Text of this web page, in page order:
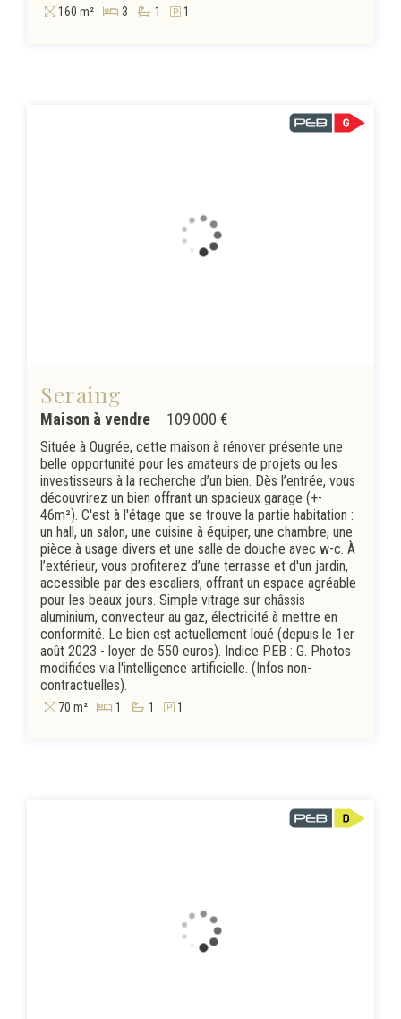
160 m² 3 1 1
Seraing
109 000 €
Maison à vendre
Située à Ougrée, cette maison à rénover présente une
belle opportunité pour les amateurs de projets ou les
investisseurs à la recherche d’un bien. Dès l’entrée, vous
découvrirez un bien offrant un spacieux garage (+-
46m²). C'est à l'étage que se trouve la partie habitation :
un hall, un salon, une cuisine à équiper, une chambre, une
pièce à usage divers et une salle de douche avec w-c. À
l’extérieur, vous profiterez d’une terrasse et d'un jardin,
accessible par des escaliers, offrant un espace agréable
pour les beaux jours. Simple vitrage sur châssis
aluminium, convecteur au gaz, électricité à mettre en
conformité. Le bien est actuellement loué (depuis le 1er
août 2023 - loyer de 550 euros). Indice PEB : G. Photos
modifiées via l'intelligence artificielle. (Infos non-
contractuelles).
70 m² 1 1 1